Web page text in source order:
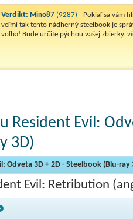
Verdikt: Mino87 (9287) - Pokiaľ sa vám
veľmi tak tento nádherný steelbook je
voľba! Bude určite pýchou vašej zbierky.
Resident Evil:
3D)
Odveta 3D + 2D - Steelbook (Blu-ray
Evil: Retribution